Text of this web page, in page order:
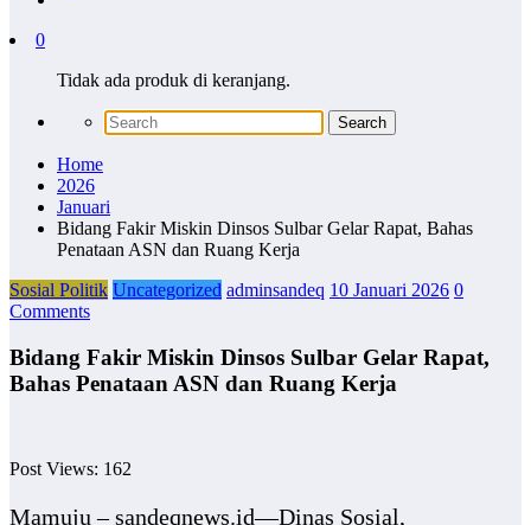
0
Tidak ada produk di keranjang.
Home
2026
Januari
Bidang Fakir Miskin Dinsos Sulbar Gelar Rapat, Bahas
Penataan ASN dan Ruang Kerja
Sosial Politik Uncategorized adminsandeq 10 Januari 2026 0
Comments
Bidang Fakir Miskin Dinsos Sulbar Gelar Rapat,
Bahas Penataan ASN dan Ruang Kerja
Post Views: 162
Mamuju – sandeqnews.id—Dinas Sosial,